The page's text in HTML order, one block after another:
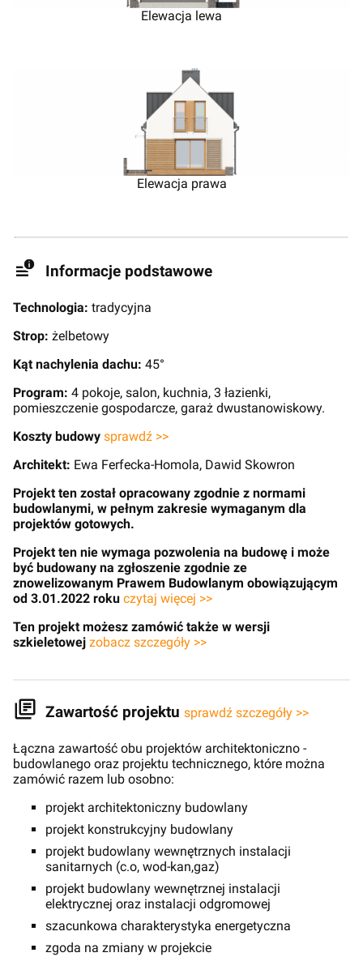
Elewacja lewa
Elewacja prawa
Informacje podstawowe
Technologia: tradycyjna
Strop: żelbetowy
Kąt nachylenia dachu: 45°
Program: 4 pokoje, salon, kuchnia, 3 łazienki,
pomieszczenie gospodarcze, garaż dwustanowiskowy.
Koszty budowy sprawdź >>
Architekt: Ewa Ferfecka-Homola, Dawid Skowron
Projekt ten został opracowany zgodnie z normami
budowlanymi, w pełnym zakresie wymaganym dla
projektów gotowych.
Projekt ten nie wymaga pozwolenia na budowę i może
być budowany na zgłoszenie zgodnie ze
znowelizowanym Prawem Budowlanym obowiązującym
od 3.01.2022 roku czytaj więcej >>
Ten projekt możesz zamówić także w wersji
szkieletowej zobacz szczegóły >>
Zawartość projektu sprawdź szczegóły >>
Łączna zawartość obu projektów architektoniczno -
budowlanego oraz projektu technicznego, które można
zamówić razem lub osobno:
projekt architektoniczny budowlany
projekt konstrukcyjny budowlany
projekt budowlany wewnętrznych instalacji
sanitarnych (c.o, wod-kan,gaz)
projekt budowlany wewnętrznej instalacji
elektrycznej oraz instalacji odgromowej
szacunkowa charakterystyka energetyczna
zgoda na zmiany w projekcie